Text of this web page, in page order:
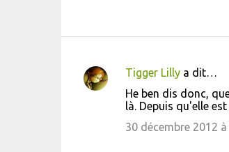
C
Tigger Lillya dit…
He ben dis donc,
là. Depuis qu'elle
30 décembre 2012 à